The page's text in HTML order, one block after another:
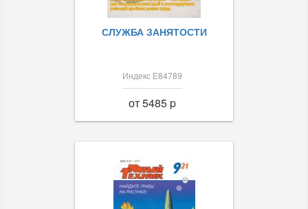
СЛУЖБА ЗАНЯТОСТИ
Индекс Е84789
от 5485 p